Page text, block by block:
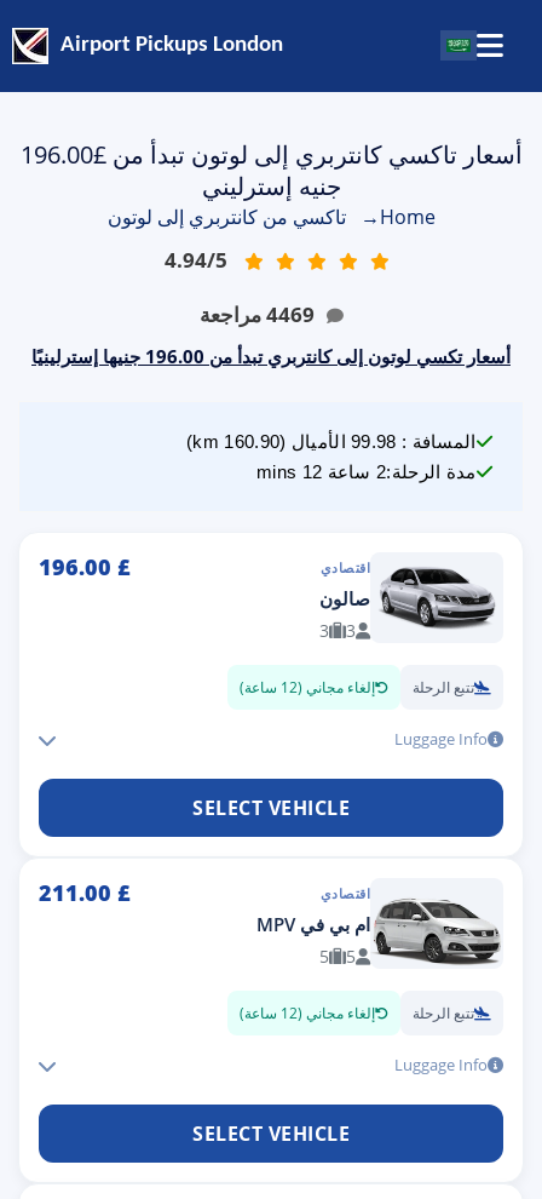
Airport Pickups London
أسعار تاكسي كانتربري إلى لوتون تبدأ من £196.00
جنيه إسترليني
Home
→ تاكسي من كانتربري إلى لوتون
4.94/5
4469مراجعة
أسعار تكسي لوتون إلى كانتربري تبدأ من 196.00 جنيها إسترلينيًا
المسافة :
99.98 الأميال (
160.90
مدة الرحلة:2 ساعة 12 mins
اقتصادي £
196.00
صالون
3
3
تتبع الرحلة إلغاء مجاني (12 ساعة)
Luggage Info
SELECT VEHICLE
اقتصادي £
211.00
ام بي في MPV
5
5
تتبع الرحلة إلغاء مجاني (12 ساعة)
Luggage Info
SELECT VEHICLE